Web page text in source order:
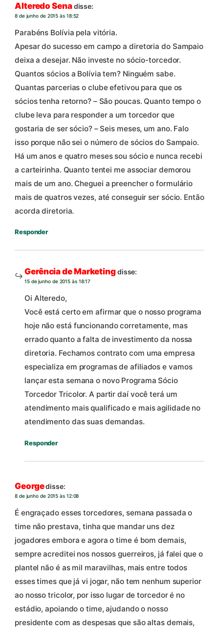
Alteredo Senadisse:
8 de junho de 2015 às 18:52
Parabéns Bolívia pela vitória.
Apesar do sucesso em campo a diretoria do Sampaio
deixa a desejar. Não investe no sócio-torcedor.
Quantos sócios a Bolívia tem? Ninguém sabe.
Quantas parcerias o clube efetivou para que os
sócios tenha retorno? – São poucas. Quanto tempo o
clube leva para responder a um torcedor que
gostaria de ser sócio? – Seis meses, um ano. Falo
isso porque não sei o número de sócios do Sampaio.
Há um anos e quatro meses sou sócio e nunca recebi
a carteirinha. Quanto tentei me associar demorou
mais de um ano. Cheguei a preencher o formulário
mais de quatros vezes, até conseguir ser sócio. Então
acorda diretoria.
Responder
Gerência de Marketingdisse:
15 de junho de 2015 às 18:17
Oi Alteredo,
Você está certo em afirmar que o nosso programa
hoje não está funcionando corretamente, mas
errado quanto a falta de investimento da nossa
diretoria. Fechamos contrato com uma empresa
especializa em programas de afiliados e vamos
lançar esta semana o novo Programa Sócio
Torcedor Tricolor. A partir daí você terá um
atendimento mais qualificado e mais agilidade no
atendimento das suas demandas.
Responder
Georgedisse:
8 de junho de 2015 às 12:08
É engraçado esses torcedores, semana passada o
time não prestava, tinha que mandar uns dez
jogadores embora e agora o time é bom demais,
sempre acreditei nos nossos guerreiros, já falei que o
plantel não é as mil maravilhas, mais entre todos
esses times que já vi jogar, não tem nenhum superior
ao nosso tricolor, por isso lugar de torcedor é no
estádio, apoiando o time, ajudando o nosso
presidente com as despesas que são altas demais,